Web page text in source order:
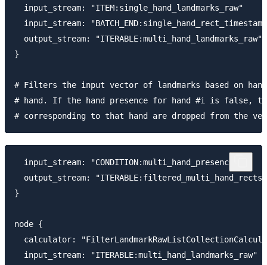
  input_stream: "ITEM:single_hand_landmarks_raw"
input_stream:
  output_stream: "ITERABLE:multi_hand_landmarks_raw"
}
# Filters the input vector of landmarks based on
# hand. If the hand presence for hand #i is false,
  input_stream: "CONDITION:multi_hand_presence"
output_stream:
}
node {
calculator:
  input_stream: "ITERABLE:multi_hand_landmarks_raw"